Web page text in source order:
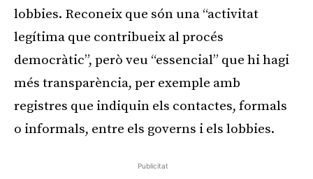
lobbies. Reconeix que són una “activitat
legítima que contribueix al procés
democràtic”, però veu “essencial” que hi hagi
més transparència, per exemple amb
registres que indiquin els contactes, formals
o informals, entre els governs i els lobbies.
Publicitat